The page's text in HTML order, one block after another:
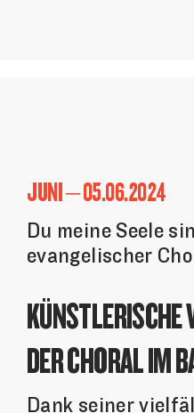
JUNI – 05.06.2024
Du meine Seele
evangelischer
DER CHORAL IM
Dank seiner